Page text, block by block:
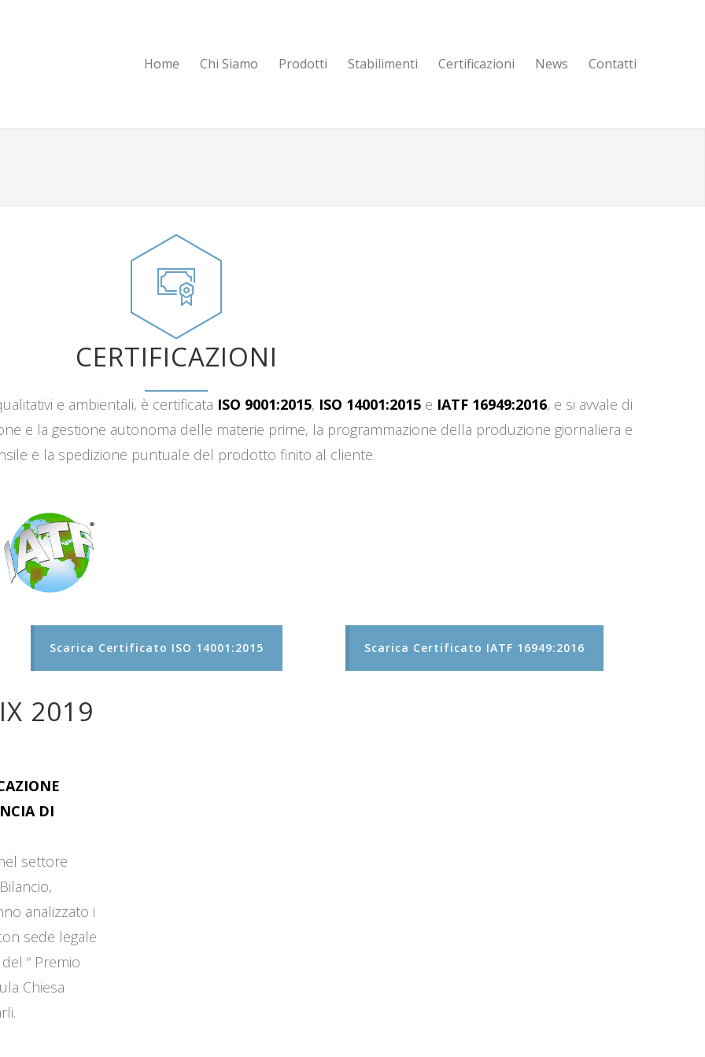
Home Chi Siamo Prodotti Stabilimenti Certificazioni News Contatti
CERTIFICAZIONI
e ambientali, è certificata ISO 9001:2015, ISO 14001:2015 e IATF 16949:2016, e si avvale di
e la gestione autonoma delle materie prime, la programmazione della produzione giornaliera e
e la spedizione puntuale del prodotto finito al cliente.
Scarica Certificato ISO 14001:2015 Scarica Certificato IATF 16949:2016
2019
DI
settore
analizzato i
sede legale
“ Premio
Chiesa